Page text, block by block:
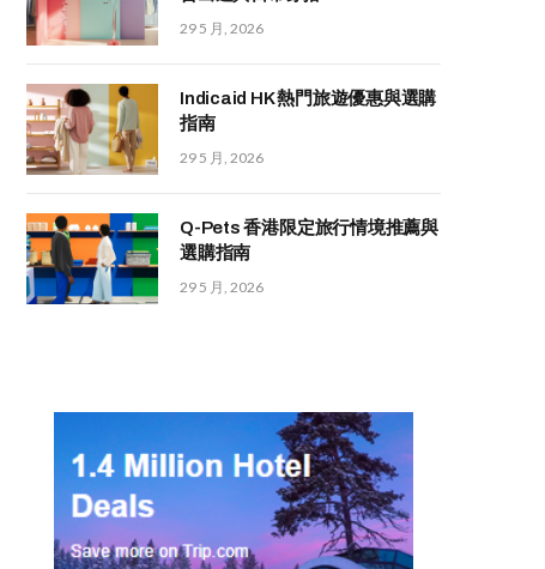
29 5 月, 2026
Indicaid HK 熱門旅遊優惠與選購
指南
29 5 月, 2026
Q-Pets 香港限定旅行情境推薦與
選購指南
29 5 月, 2026